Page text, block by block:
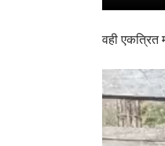
वही एकत्रित